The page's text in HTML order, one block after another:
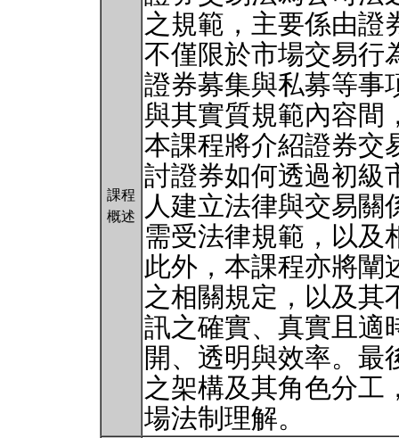
課程
概述
之規範，主要係由證
不僅限於市場交易行
證券募集與私募等事
與其實質規範內容間
本課程將介紹證券交
討證券如何透過初級
人建立法律與交易關
需受法律規範，以及
此外，本課程亦將闡
之相關規定，以及其
訊之確實、真實且適
開、透明與效率。最
之架構及其角色分工
場法制理解。